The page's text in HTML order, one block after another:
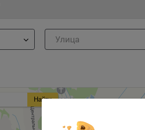
«Закон»).
Политика разъясняет
процесс такой
указанных в пункте 3
Найти